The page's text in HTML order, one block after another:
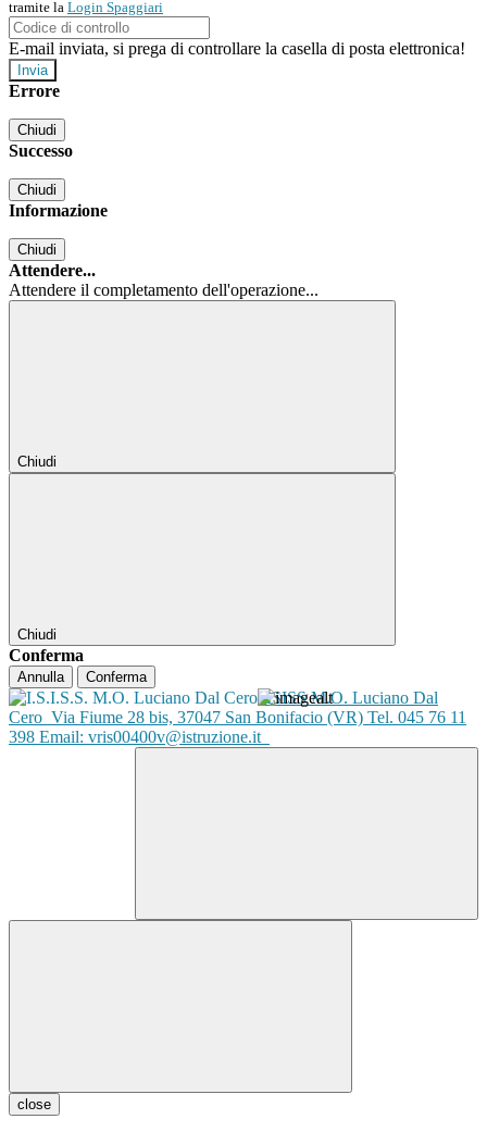
tramite la Login Spaggiari
E-mail inviata, si prega di controllare la casella di posta elettronica!
Errore
Chiudi
Successo
Chiudi
Informazione
Chiudi
Attendere...
Attendere il completamento dell'operazione...
Chiudi
Chiudi
Conferma
Annulla Conferma
ISISS M.O. Luciano Dal
Cero Via Fiume 28 bis, 37047 San Bonifacio (VR) Tel. 045 76 11
398 Email: vris00400v@istruzione.it
close